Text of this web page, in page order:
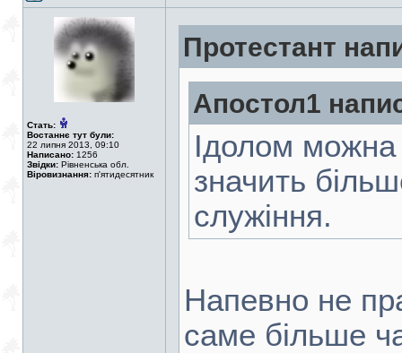
Стать:
Востаннє тут були:
22 липня 2013, 09:10
Написано: 1256
Звідки: Рівненська обл.
Віровизнання: п'ятидесятник
Протестант
Апостол1
Ідолом можна
значить
служіння.
Напевно не
саме більше